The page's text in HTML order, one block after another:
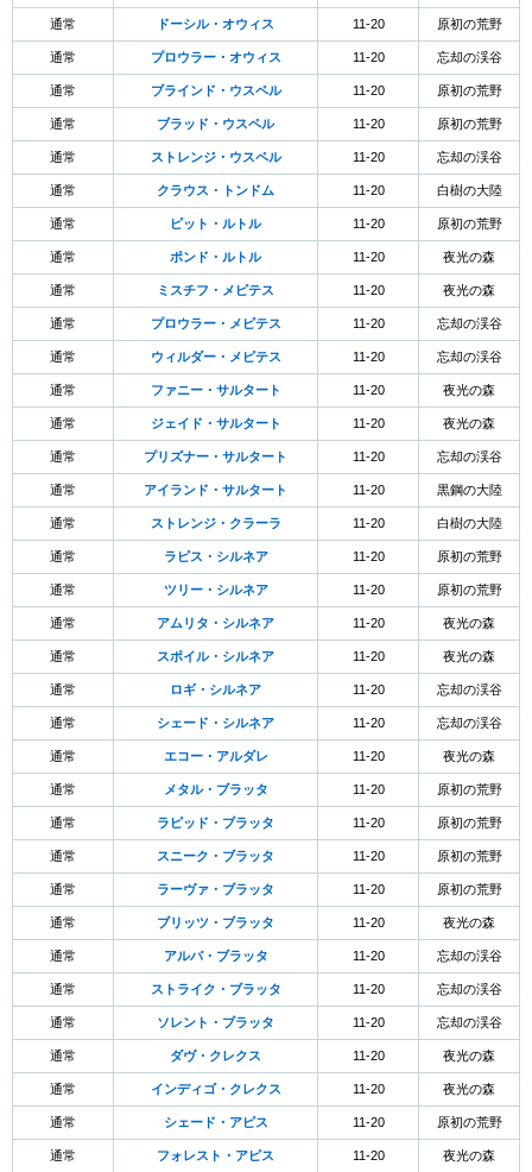
通常 ドーシル・オウィス 11-20 原初の荒野
通常 プロウラー・オウィス 11-20 忘却の渓谷
通常 ブラインド・ウスペル 11-20 原初の荒野
通常 ブラッド・ウスペル 11-20 原初の荒野
通常 ストレンジ・ウスペル 11-20 忘却の渓谷
通常 クラウス・トンドム 11-20 白樹の大陸
通常 ピット・ルトル 11-20 原初の荒野
通常 ポンド・ルトル 11-20 夜光の森
通常 ミスチフ・メピテス 11-20 夜光の森
通常 プロウラー・メピテス 11-20 忘却の渓谷
通常 ウィルダー・メピテス 11-20 忘却の渓谷
通常 ファニー・サルタート 11-20 夜光の森
通常 ジェイド・サルタート 11-20 夜光の森
通常 プリズナー・サルタート 11-20 忘却の渓谷
通常 アイランド・サルタート 11-20 黒鋼の大陸
通常 ストレンジ・クラーラ 11-20 白樹の大陸
通常 ラピス・シルネア 11-20 原初の荒野
通常 ツリー・シルネア 11-20 原初の荒野
通常 アムリタ・シルネア 11-20 夜光の森
通常 スポイル・シルネア 11-20 夜光の森
通常 ロギ・シルネア 11-20 忘却の渓谷
通常 シェード・シルネア 11-20 忘却の渓谷
通常 エコー・アルダレ 11-20 夜光の森
通常 メタル・ブラッタ 11-20 原初の荒野
通常 ラピッド・ブラッタ 11-20 原初の荒野
通常 スニーク・ブラッタ 11-20 原初の荒野
通常 ラーヴァ・ブラッタ 11-20 原初の荒野
通常 ブリッツ・ブラッタ 11-20 夜光の森
通常 アルバ・ブラッタ 11-20 忘却の渓谷
通常 ストライク・ブラッタ 11-20 忘却の渓谷
通常 ソレント・ブラッタ 11-20 忘却の渓谷
通常 ダヴ・クレクス 11-20 夜光の森
通常 インディゴ・クレクス 11-20 夜光の森
通常 シェード・アピス 11-20 原初の荒野
通常 フォレスト・アピス 11-20 夜光の森